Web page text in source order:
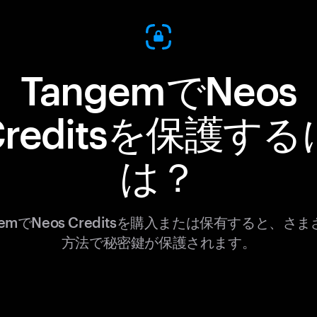
TangemでNeos
を保護する
は？
でNeos Creditsを購入または保有すると、さま
方法で秘密鍵が保護されます。